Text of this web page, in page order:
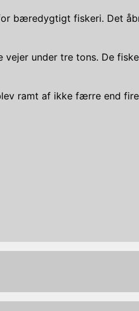
bæredygtigt fiskeri. Det
under tre tons. De
ramt af ikke færre end